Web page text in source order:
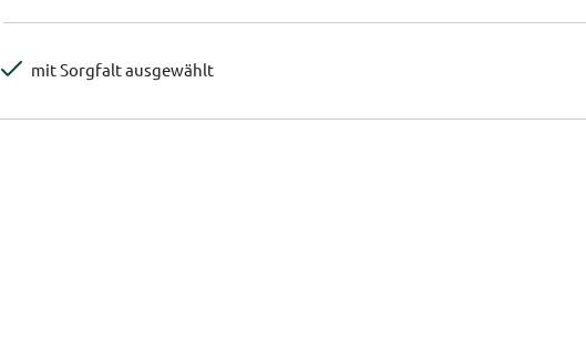
mit Sorgfalt ausgewählt